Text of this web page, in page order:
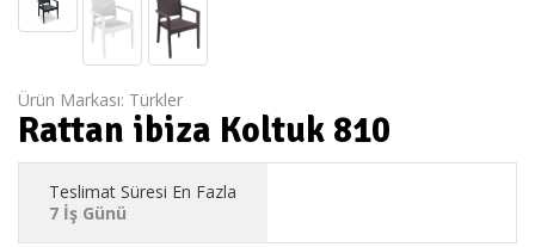
Ürün Markası: Türkler
Rattan ibiza Koltuk 810
Teslimat Süresi En Fazla
7 İş Günü